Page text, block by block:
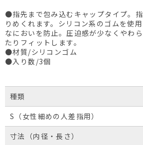
●指先まで包み込むキャップタイプ。
りめくれます。シリコン系のゴムを使
なにおいを防止。圧迫感が少なくやわ
たりフィットします。
●材質/シリコンゴム
●入り数/3個
種類
S（女性細めの人差指用）
寸法（内径・長さ）